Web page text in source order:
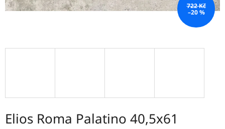
722 Kč
–20 %
Elios Roma Palatino 40,5x61